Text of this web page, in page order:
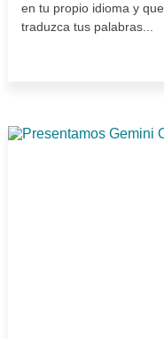
en tu propio idioma y
traduzca tus palabras...